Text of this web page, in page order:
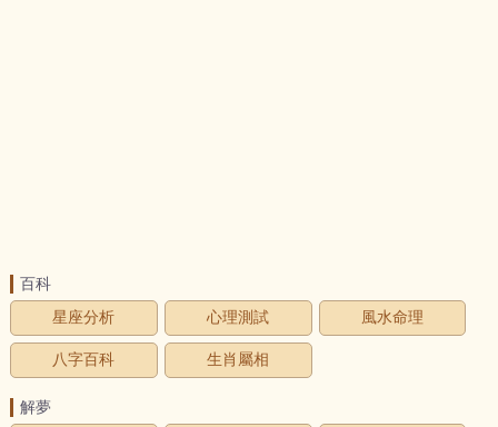
百科
星座分析
心理測試 風水命理
八字百科 生肖屬相
解夢